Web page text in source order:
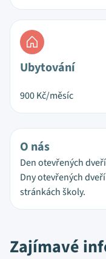
Ubytování
900Kč/měsíc
O nás
Den otevřených
Dny otevřených
stránkách školy.
Zajímavé